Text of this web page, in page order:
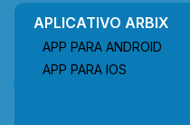
APLICATIVO ARBIX
APP PARA ANDROID
APP PARA IOS